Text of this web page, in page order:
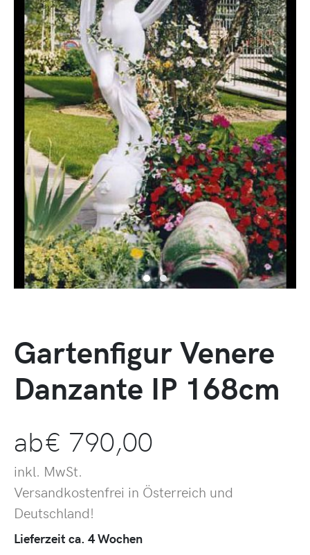
Gartenfigur Venere
Danzante IP 168cm
ab€ 790,00
inkl. MwSt.
Versandkostenfrei in Österreich und
Deutschland!
Lieferzeit ca. 4 Wochen